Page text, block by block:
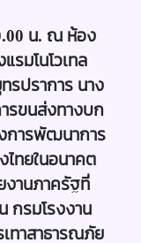
น. ณ ห้อง
มโนโวเทล
ปราการ นาง
รขนส่งทางบก
การพัฒนาการ
ทยในอนาคต
งานภาครัฐที่
กรมโรงงาน
ทาสาธารณภัย